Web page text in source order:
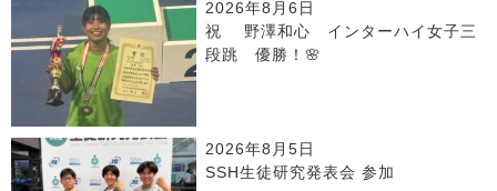
2026年8月6日
祝 野澤和心 インターハイ女子三
段跳 優勝！🌸
2026年8月5日
SSH生徒研究発表会 参加